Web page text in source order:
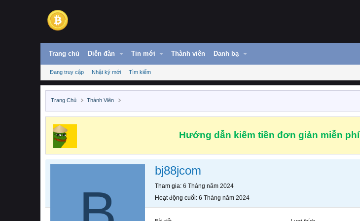
Trang chủ Diễn đàn Tin mới Thành viên Danh bạ
Đang truy cập Nhật ký mới Tìm kiếm
Trang Chủ Thành Viên
Hướng dẫn kiếm tiền đơn giản miễn phí
bj88jcom
Tham gia 6 Tháng năm 2024
Hoạt động cuối 6 Tháng năm 2024